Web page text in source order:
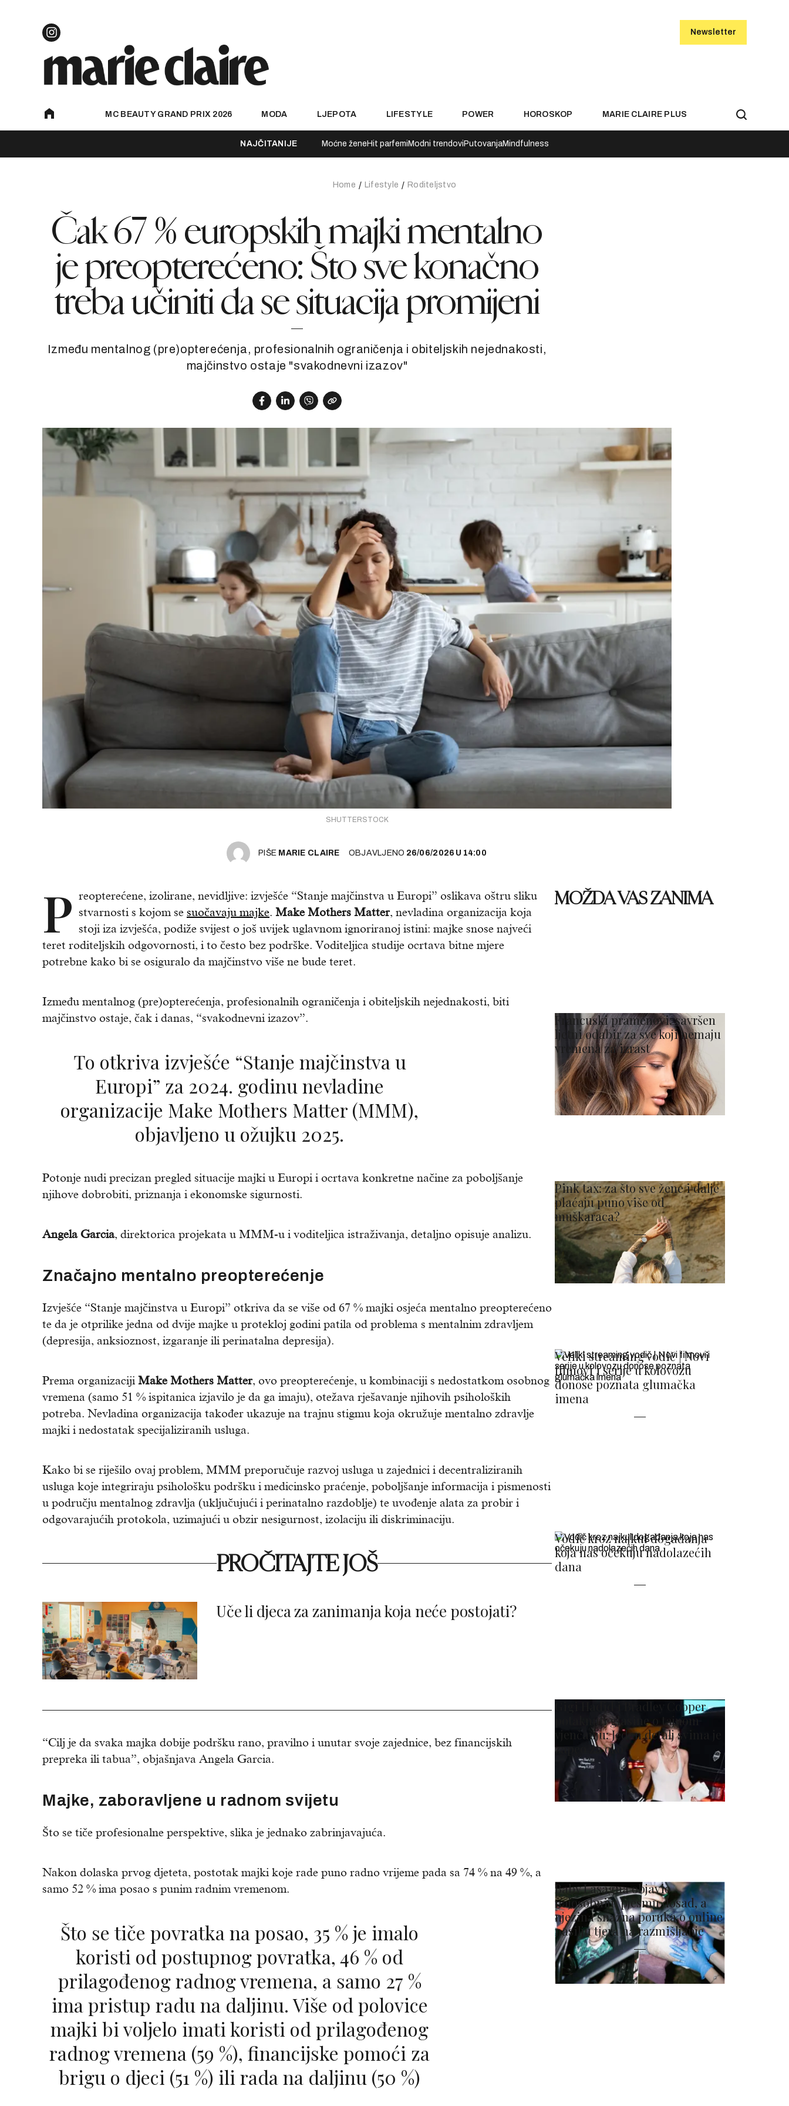
Newsletter
MC BEAUTY GRAND PRIX 2026 MODA LJEPOTA LIFESTYLE POWER HOROSKOP MARIE CLAIRE PLUS
NAJČITANIJE Moćne žene Hit parfemi Modni trendovi PutovanjaMindfulness
Home Lifestyle Roditeljstvo
Čak 67 % europskih majki mentalno
je preopterećeno: Što sve konačno
treba učiniti da se situacija promijeni
Između mentalnog (pre)opterećenja, profesionalnih ograničenja i obiteljskih nejednakosti,
majčinstvo ostaje "svakodnevni izazov"
SHUTTERSTOCK
PIŠE MARIE CLAIRE OBJAVLJENO 26/06/2026 U 14:00
P reopterećene, izolirane, nevidljive: izvješće “Stanje majčinstva u Europi” oslikava oštru sliku
stvarnosti s kojom se suočavaju majke. Make Mothers Matter, nevladina organizacija koja
stoji iza izvješća, podiže svijest o još uvijek uglavnom ignoriranoj istini: majke snose najveći
teret roditeljskih odgovornosti, i to često bez podrške. Voditeljica studije ocrtava bitne mjere
potrebne kako bi se osiguralo da majčinstvo više ne bude teret.
Između mentalnog (pre)opterećenja, profesionalnih ograničenja i obiteljskih nejednakosti, biti
majčinstvo ostaje, čak i danas, “svakodnevni izazov”.
To otkriva izvješće “Stanje majčinstva u
Europi” za 2024. godinu nevladine
organizacije Make Mothers Matter (MMM),
objavljeno u ožujku 2025.
Potonje nudi precizan pregled situacije majki u Europi i ocrtava konkretne načine za poboljšanje
njihove dobrobiti, priznanja i ekonomske sigurnosti.
Angela Garcia, direktorica projekata u MMM-u i voditeljica istraživanja, detaljno opisuje analizu.
Značajno mentalno preopterećenje
Izvješće “Stanje majčinstva u Europi” otkriva da se više od 67 % majki osjeća mentalno preopterećeno
te da je otprilike jedna od dvije majke u protekloj godini patila od problema s mentalnim zdravljem
(depresija, anksioznost, izgaranje ili perinatalna depresija).
Prema organizaciji Make Mothers Matter, ovo preopterećenje, u kombinaciji s nedostatkom osobnog
vremena (samo 51 % ispitanica izjavilo je da ga imaju), otežava rješavanje njihovih psiholoških
potreba. Nevladina organizacija također ukazuje na trajnu stigmu koja okružuje mentalno zdravlje
majki i nedostatak specijaliziranih usluga.
Kako bi se riješilo ovaj problem, MMM preporučuje razvoj usluga u zajednici i decentraliziranih
usluga koje integriraju psihološku podršku i medicinsko praćenje, poboljšanje informacija i pismenosti
u području mentalnog zdravlja (uključujući i perinatalno razdoblje) te uvođenje alata za probir i
odgovarajućih protokola, uzimajući u obzir nesigurnost, izolaciju ili diskriminaciju.
PROČITAJTE JOŠ
Uče li djeca za zanimanja koja neće postojati?
“Cilj je da svaka majka dobije podršku rano, pravilno i unutar svoje zajednice, bez financijskih
prepreka ili tabua”, objašnjava Angela Garcia.
Majke, zaboravljene u radnom svijetu
Što se tiče profesionalne perspektive, slika je jednako zabrinjavajuća.
Nakon dolaska prvog djeteta, postotak majki koje rade puno radno vrijeme pada sa 74 % na 49 %, a
samo 52 % ima posao s punim radnim vremenom.
Što se tiče povratka na posao, 35 % je imalo
koristi od postupnog povratka, 46 % od
prilagođenog radnog vremena, a samo 27 %
ima pristup radu na daljinu. Više od polovice
majki bi voljelo imati koristi od prilagođenog
radnog vremena (59 %), financijske pomoći za
brigu o djeci (51 %) ili rada na daljinu (50 %)
MOŽDA VAS ZANIMA
Francuski pramenovi: savršen
ljetni odabir za sve koji nemaju
vremena za izrast
Pink tax: za što sve žene i dalje
plaćaju puno više od
muškaraca?
Veliki streaming vodič | Novi
filmovi i serije u kolovozu
donose poznata glumačka
imena
Vodič kroz najkul događanja
koja nas očekuju nadolazećih
dana
Gigi Hadid i Bradley Cooper
potaknuli glasine o tajnom
vjenčanju: Jedan detalj svima je
zapeo za oko
Baby Lasagna objavio
najosobniju pjesmu dosad, a
njezina snažna poruka o online
nasilju tjera na razmišljanje